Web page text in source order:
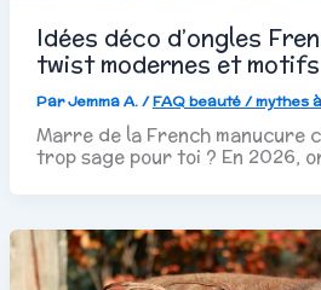
Idées déco d’ongles
twist modernes et motifs
ParJemma A./FAQ beauté / mythes
Marre de la French manucure
trop sage pour toi ? En 2026,